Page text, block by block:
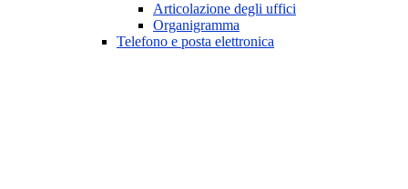
Articolazione degli uffici
Organigramma
Telefono e posta elettronica